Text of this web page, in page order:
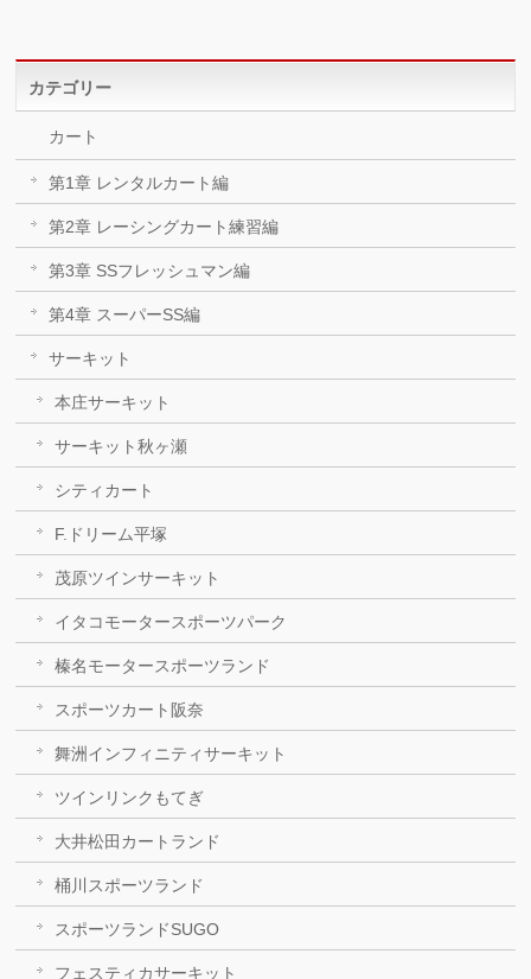
カテゴリー
カート
第1章 レンタルカート編
第2章 レーシングカート練習編
第3章 SSフレッシュマン編
第4章 スーパーSS編
サーキット
本庄サーキット
サーキット秋ヶ瀬
シティカート
F.ドリーム平塚
茂原ツインサーキット
イタコモータースポーツパーク
榛名モータースポーツランド
スポーツカート阪奈
舞洲インフィニティサーキット
ツインリンクもてぎ
大井松田カートランド
桶川スポーツランド
スポーツランドSUGO
フェスティカサーキット